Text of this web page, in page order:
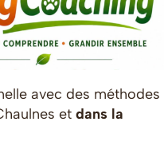
avec des méthodes
et dans la